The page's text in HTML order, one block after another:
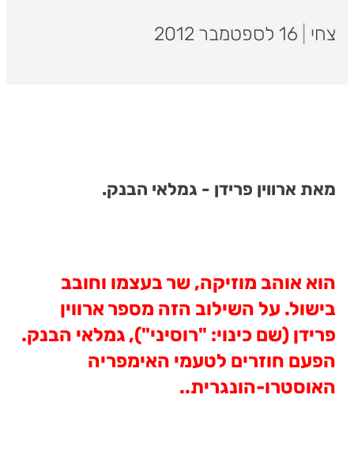
צחי
מאת ארווין פרידן - גמלאי הבנק.
הוא אוהב מוזיקה, שר בעצמו וחובב
בישול. על השילוב הזה מספר ארווין
פרידן (שם כינוי: "רוסיני"), גמלאי הבנק.
הפעם חוזרים לטעמי האימפריה
האוסטרו-הונגרית..